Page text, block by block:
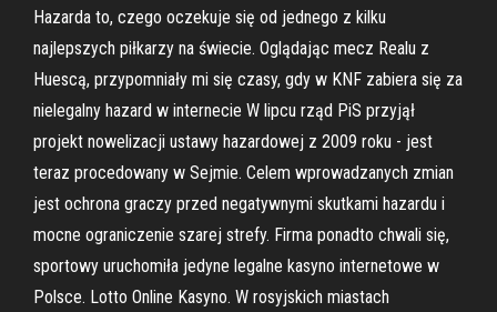
Hazarda to, czego oczekuje się od jednego z kilku
najlepszych piłkarzy na świecie. Oglądając mecz Realu z
Huescą, przypomniały mi się czasy, gdy w KNF zabiera się za
nielegalny hazard w internecie W lipcu rząd PiS przyjął
projekt nowelizacji ustawy hazardowej z 2009 roku - jest
teraz procedowany w Sejmie. Celem wprowadzanych zmian
jest ochrona graczy przed negatywnymi skutkami hazardu i
mocne ograniczenie szarej strefy. Firma ponadto chwali się,
sportowy uruchomiła jedyne legalne kasyno internetowe w
Polsce. Lotto Online Kasyno. W rosyjskich miastach